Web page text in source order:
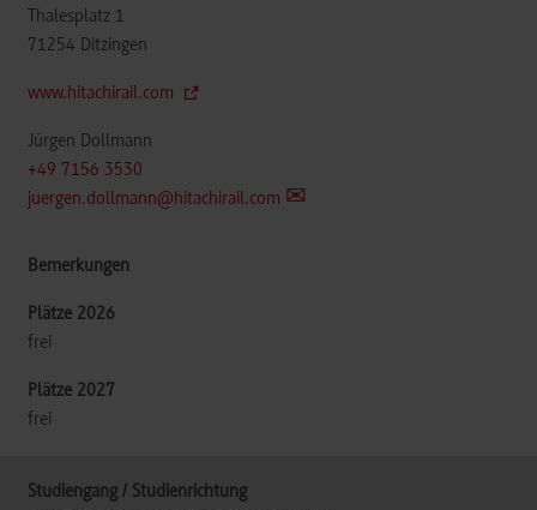
Thalesplatz 1
71254 Ditzingen
www.hitachirail.com
Jürgen Dollmann
+49 7156 3530
juergen.dollmann@hitachirail.com
frei
frei